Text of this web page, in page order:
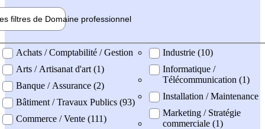
filtres de Domaine professionnel
professionel
Achats / Comptabilité / Gestion
Arts / Artisanat d'art (1)
Banque / Assurance (2)
Bâtiment / Travaux Publics (93)
Commerce / Vente (111)
Industrie (10)
Informatique /
Télécommunication (1)
Installation / Maintenance
Marketing / Stratégie
commerciale (1)